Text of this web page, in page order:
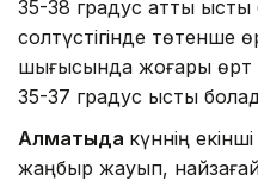
35-38 градус қатты
солтүстігінде төтенше
шығысында жоғары өрт
35-37 градус ыстық
Алматыда күннің
жаңбыр жауып,